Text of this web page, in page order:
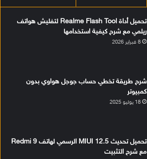
تحميل أداة Realme Flash Tool لتفليش هواتف
ريلمي مع شرح كيفية استخدامها
8 فبراير 2026
شرح طريقة تخطي حساب جوجل هواوي بدون
كمبيوتر
18 يوليو 2025
تحميل تحديث MIUI 12.5 الرسمي لهاتف Redmi 9
مع شرح التثبيت